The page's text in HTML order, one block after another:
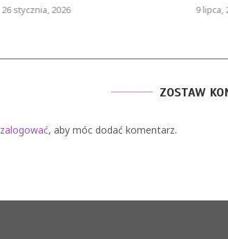
26 stycznia, 2026 9 lipca,
ZOSTAW
zalogować, aby móc dodać komentarz.